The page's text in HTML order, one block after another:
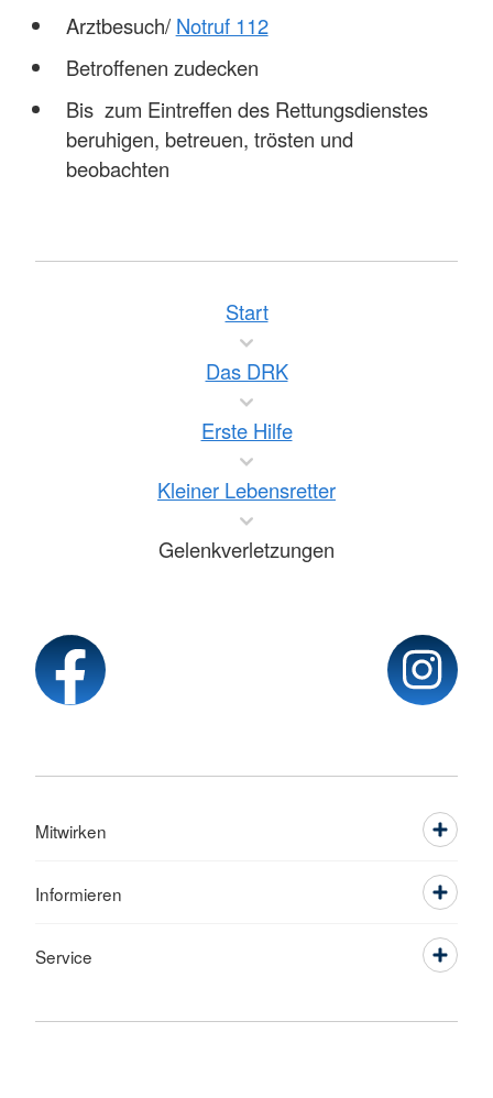
Arztbesuch/ Notruf 112
Betroffenen zudecken
Bis zum Eintreffen des Rettungsdienstes
beruhigen, betreuen, trösten und
beobachten
Start
Das DRK
Erste Hilfe
Kleiner Lebensretter
Gelenkverletzungen
Mitwirken
Informieren
Service